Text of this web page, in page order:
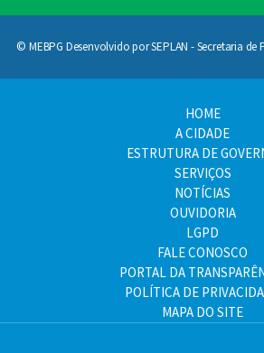
© MEBPG Desenvolvido por SEPLAN - Secretaria de
HOME
A CIDADE
ESTRUTURA DE
SERVIÇOS
NOTÍCIAS
OUVIDORIA
LGPD
FALE CONOSCO
PORTAL DA
POLÍTICA DE
MAPA DO SITE